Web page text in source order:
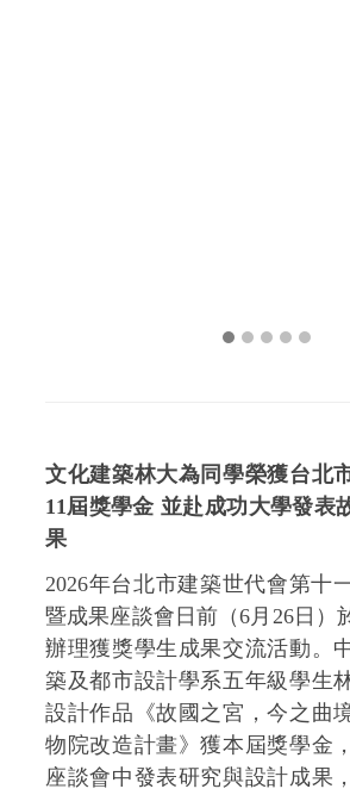
文化建築林大為同學榮獲台北
11屆獎學金 並赴成功大學發表
果
2026年台北市建築世代會第十
暨成果座談會日前（6月26日）
辦理獲獎學生成果交流活動。
築及都市設計學系五年級學生
設計作品《故國之宮，今之曲
物院改造計畫》獲本屆獎學金
座談會中發表研究與設計成果